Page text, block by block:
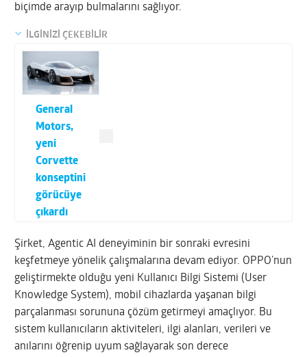
biçimde arayıp bulmalarını sağlıyor.
İLGİNİZİ ÇEKEBİLİR
General
Motors,
yeni
Corvette
konseptini
görücüye
çıkardı
Şirket, Agentic AI deneyiminin bir sonraki evresini
keşfetmeye yönelik çalışmalarına devam ediyor. OPPO’nun
geliştirmekte olduğu yeni Kullanıcı Bilgi Sistemi (User
Knowledge System), mobil cihazlarda yaşanan bilgi
parçalanması sorununa çözüm getirmeyi amaçlıyor. Bu
sistem kullanıcıların aktiviteleri, ilgi alanları, verileri ve
anılarını öğrenip uyum sağlayarak son derece